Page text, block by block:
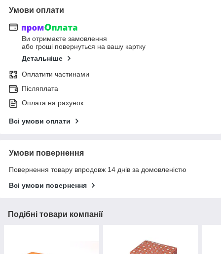
Умови оплати
Ви отримаєте замовлення
або гроші повернуться на вашу картку
Детальніше
Оплатити частинами
Післяплата
Оплата на рахунок
Всі умови оплати
Умови повернення
Повернення товару впродовж 14 днів за домовленістю
Всі умови повернення
Подібні товари компанії